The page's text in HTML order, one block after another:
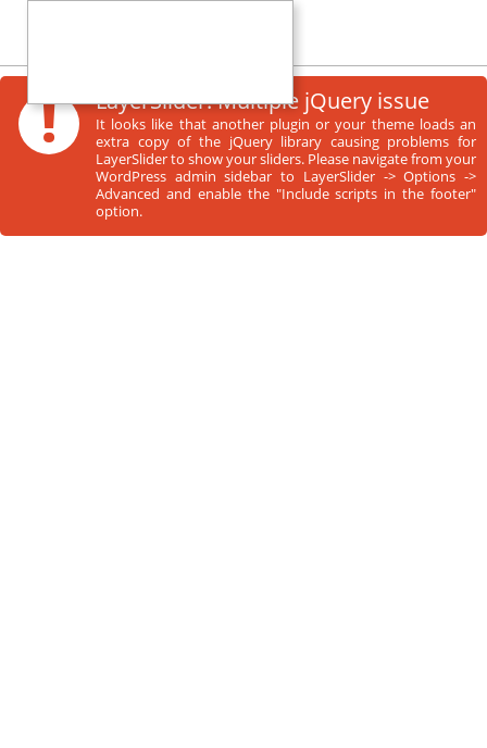
! LayerSlider: Multiple jQuery issue
It looks like that another plugin or your theme loads an
extra copy of the jQuery library causing problems for
LayerSlider to show your sliders. Please navigate from your
WordPress admin sidebar to LayerSlider -> Options ->
Advanced and enable the "Include scripts in the footer"
option.